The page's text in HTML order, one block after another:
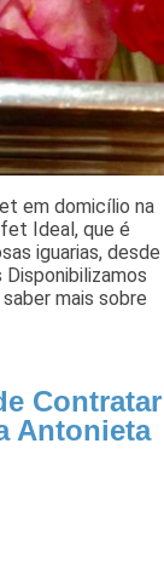
em domicílio na
Ideal, que é
iguarias, desde
mais sobre
Contratar
Antonieta